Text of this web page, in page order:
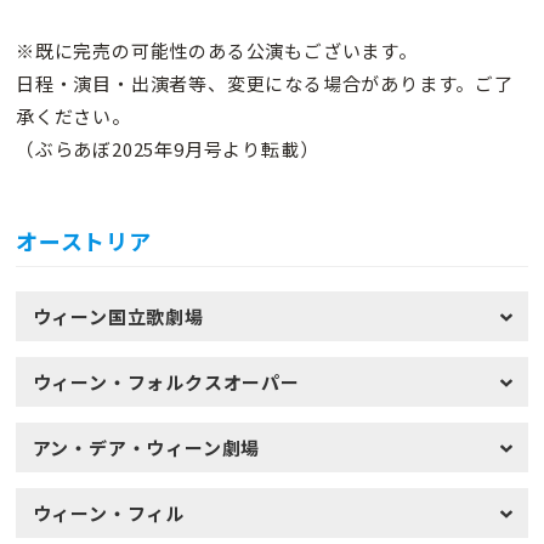
※既に完売の可能性のある公演もございます。
日程・演目・出演者等、変更になる場合があります。ご了
承ください。
（ぶらあぼ2025年9月号より転載）
オーストリア
ウィーン国立歌劇場
ウィーン・フォルクスオーパー
アン・デア・ウィーン劇場
ウィーン・フィル